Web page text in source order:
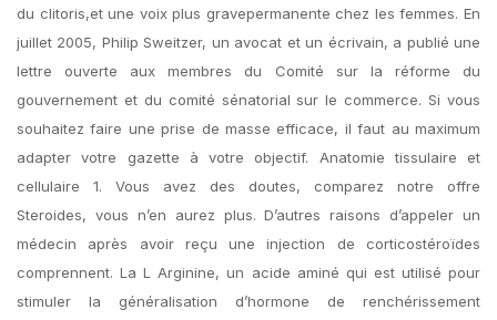
du clitoris,et une voix plus gravepermanente chez les femmes. En
juillet 2005, Philip Sweitzer, un avocat et un écrivain, a publié une
lettre ouverte aux membres du Comité sur la réforme du
gouvernement et du comité sénatorial sur le commerce. Si vous
souhaitez faire une prise de masse efficace, il faut au maximum
adapter votre gazette à votre objectif. Anatomie tissulaire et
cellulaire 1. Vous avez des doutes, comparez notre offre
Steroides, vous n’en aurez plus. D’autres raisons d’appeler un
médecin après avoir reçu une injection de corticostéroïdes
comprennent. La L Arginine, un acide aminé qui est utilisé pour
stimuler la généralisation d’hormone de renchérissement